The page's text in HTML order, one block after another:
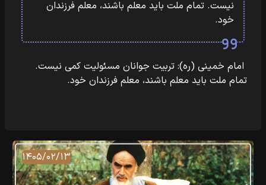
نیست. تمام ملت باید معلم باشند، معلم‏‎ ‎‏فرزندان
خود.
امام خمینی (ره): تربیت جوانان مسئولیت کمی نیست.
تمام ملت باید معلم باشند، معلم‏‎ ‎‏فرزندان خود.
۱۴۰۵/۰۲/۱۳